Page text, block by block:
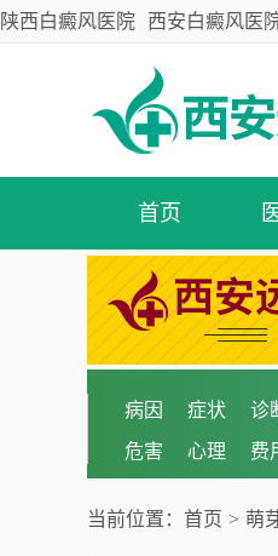
陕西白癜风医院 西安白癜风医
首页
病因 症状 诊
危害
心理 费
当前位置： 首页 > 萌